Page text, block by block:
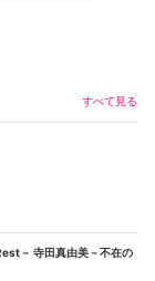
すべて見る
－ 寺田真由美－不在の